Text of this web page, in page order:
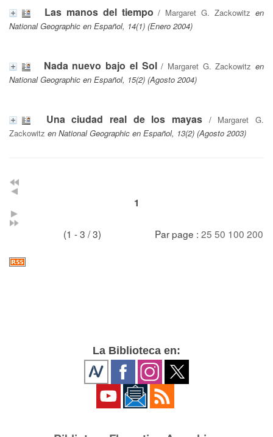
Las manos del tiempo / Margaret G. Zackowitz en
National Geographic en Español, 14(1) (Enero 2004)
Nada nuevo bajo el Sol/ Margaret G. Zackowitz en
National Geographic en Español, 15(2) (Agosto 2004)
Una ciudad real de los mayas / Margaret G.
Zackowitz en National Geographic en Español, 13(2) (Agosto 2003)
1
(1 - 3 / 3) Par page : 25 50 100 200
La Biblioteca en: